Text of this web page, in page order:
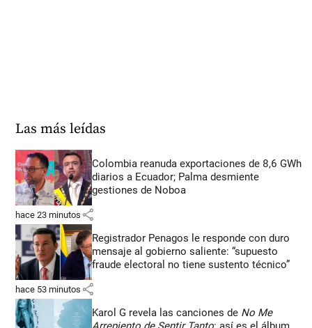
Las más leídas
Colombia reanuda exportaciones de 8,6 GWh
diarios a Ecuador; Palma desmiente
gestiones de Noboa
hace 23 minutos share
Registrador Penagos le responde con duro
mensaje al gobierno saliente: “supuesto
fraude electoral no tiene sustento técnico”
hace 53 minutos share
Karol G revela las canciones de No Me